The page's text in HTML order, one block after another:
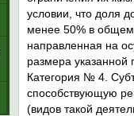
условии, что доля
менее 50% в
направленная на
размера указанной
Категория № 4.
способствующую
(видов такой